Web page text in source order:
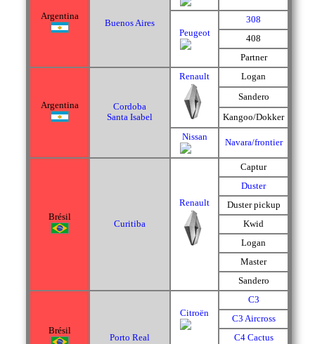
Argentina
Buenos Aires
Peugeot
308
408
Partner
Argentina
Cordoba
Santa Isabel
Renault Logan
Sandero
Kangoo/Dokker
Nissan
Navara/frontier
Brésil
Curitiba
Renault
Captur
Duster
Duster pickup
Kwid
Logan
Master
Sandero
Brésil
Porto Real
Citroën
C3
C3 Aircross
C4 Cactus